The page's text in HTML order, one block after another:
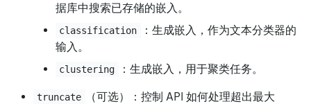
据库中搜索已存储的嵌入。
classification
：生成嵌入，作为文本分类器的
输入。
clustering ：生成嵌入，用于聚类任务。
truncate
（可选）：控制 API 如何处理超出最大